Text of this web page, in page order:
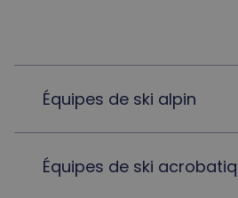
Équipes de ski alpin
Équipes de ski